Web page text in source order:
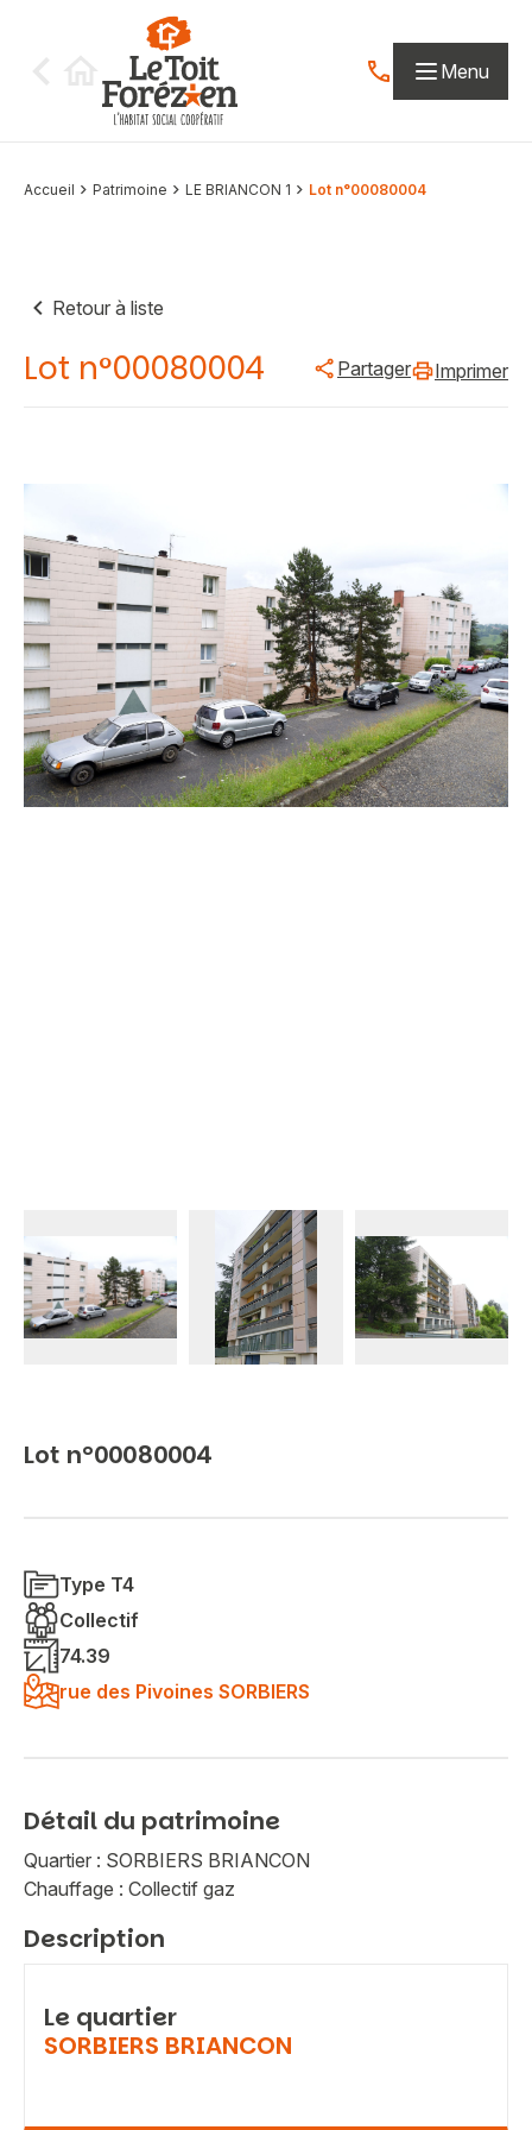
Contactez-nous
Menu
Accueil Patrimoine LE BRIANCON 1 Lot n°00080004
Retour à liste
Lot n°00080004 Partager Imprimer
Lot n°00080004
Type T4
Collectif
74.39
rue des Pivoines SORBIERS
Détail du patrimoine
Quartier : SORBIERS BRIANCON
Chauffage : Collectif gaz
Description
Le quartier
SORBIERS BRIANCON